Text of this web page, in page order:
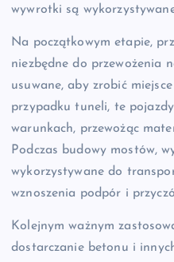
wywrotki są
Na początkowym etapie,
niezbędne do przewożenia
usuwane, aby zrobić
przypadku tuneli, te
warunkach, przewożąc
Podczas budowy mostów,
wykorzystywane do
wznoszenia podpór i
Kolejnym ważnym
dostarczanie betonu i